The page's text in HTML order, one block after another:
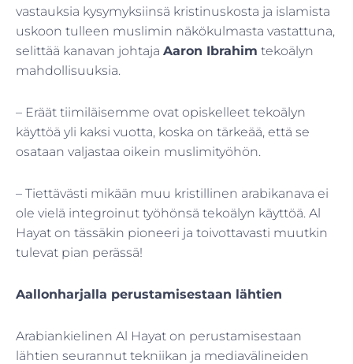
vastauksia kysymyksiinsä kristinuskosta ja islamista
uskoon tulleen muslimin näkökulmasta vastattuna,
selittää kanavan johtaja Aaron Ibrahim tekoälyn
mahdollisuuksia.
– Eräät tiimiläisemme ovat opiskelleet tekoälyn
käyttöä yli kaksi vuotta, koska on tärkeää, että se
osataan valjastaa oikein muslimityöhön.
– Tiettävästi mikään muu kristillinen arabikanava ei
ole vielä integroinut työhönsä tekoälyn käyttöä. Al
Hayat on tässäkin pioneeri ja toivottavasti muutkin
tulevat pian perässä!
Aallonharjalla perustamisestaan lähtien
Arabiankielinen Al Hayat on perustamisestaan
lähtien seurannut tekniikan ja mediavälineiden